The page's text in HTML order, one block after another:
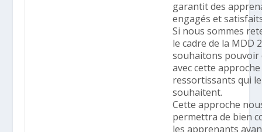
garantit des
engagés et
Si nous sommes
le cadre de la MDD
souhaitons
avec cette approche
ressortissants qui le
souhaitent.
Cette approche
permettra de bien
les apprenants